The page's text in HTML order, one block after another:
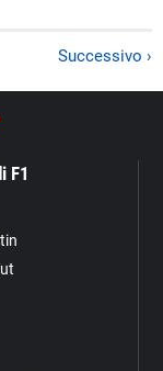
Successivo ›
F1